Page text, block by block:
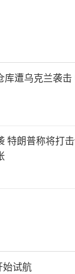
力，更拥
战略武库
安全局势
兰战事到
41此次测
库遭乌克兰袭击
特朗普称将打
始试航